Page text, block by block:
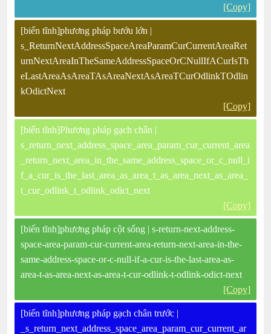
[Copy]
[biến tĩnh]phương pháp bướu lớn |
s_ReturnNextAddressSpaceAreaParamCurCurrentAreaRet
urnNextAreaInTheSameAddressSpaceOrCNullIfACurIsTh
eLastAreaAsAreaTAsAreaNextAsAreaTCurOdlinkTOdlin
kOdictNext
[Copy]
[biến tĩnh]Phương pháp gạch chân |
s_return_next_address_space_area_param_cur_current_area
_return_next_area_in_the_same_address_space_or_c_null_i
f_a_cur_is_the_last_area_as_area_t_as_area_next_as_area_
t_cur_odlink_t_odlink_odict_next
[Copy]
[biến tĩnh]phương pháp cột sống | s-return-next-address-
space-area-param-cur-current-area-return-next-area-in-the-
same-address-space-or-c-null-if-a-cur-is-the-last-area-as-
area-t-as-area-next-as-area-t-cur-odlink-t-odlink-odict-next
[Copy]
[biến tĩnh]phương pháp gạch chân trước |
_s_return_next_address_space_area_param_cur_current_ar